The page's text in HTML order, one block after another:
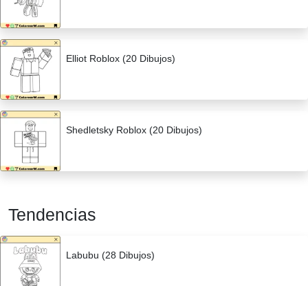
Elliot Roblox (20 Dibujos)
Shedletsky Roblox (20 Dibujos)
Tendencias
Labubu (28 Dibujos)